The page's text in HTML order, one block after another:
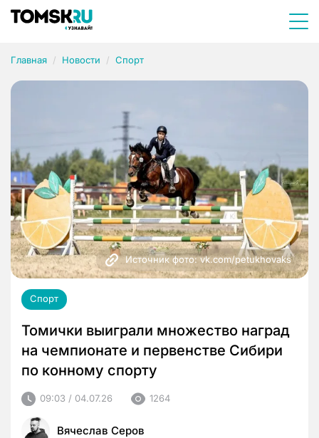
Главная Новости Спорт
Источник фото: vk.com/petukhovaks
Спорт
Томички выиграли множество наград
на чемпионате и первенстве Сибири
по конному спорту
09:03 / 04.07.26 1264
Вячеслав Серов